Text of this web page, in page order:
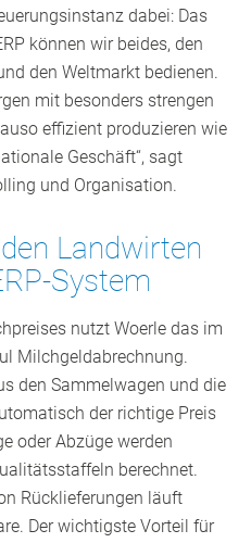
dabei: Das
können wir beides, den
den Weltmarkt bedienen.
mit besonders strengen
effizient produzieren wie
Geschäft“, sagt
und Organisation.
Landwirten
System
nutzt Woerle das im
Milchgeldabrechnung.
den Sammelwagen und die
der richtige Preis
oder Abzüge werden
berechnet.
Rücklieferungen läuft
Der wichtigste Vorteil für